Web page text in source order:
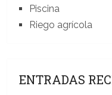
Piscina
Riego agrícola
ENTRADAS